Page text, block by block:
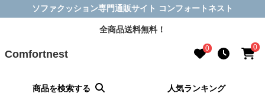
ソファクッション専門通販サイト コンフォートネスト
全商品送料無料！
Comfortnest 0 0
商品を検索する 人気ランキング